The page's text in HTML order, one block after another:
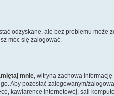
odzyskane, ale bez problemu
móc się zalogować.
mnie , witryna zachowa
Aby pozostać zalogowanym/
kawiarence internetowej, sali